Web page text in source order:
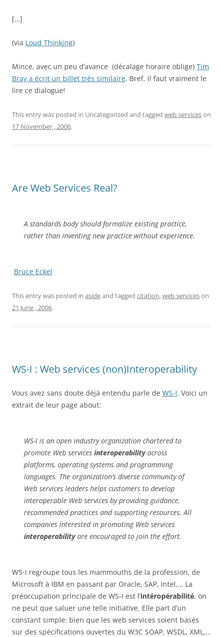
[…]
(via Loud Thinking)
Mince, avec un peu d’avance (décalage horaire oblige) Tim
Bray a écrit un billet très similaire. Bref, il faut vraiment le
lire ce dialogue!
This entry was posted in Uncategorized and tagged web serviceson
17 November , 2006.
Are Web Services Real?
A standards body should formalize existing practice,
rather than inventing new practice without experience.
Bruce Eckel
This entry was posted in asideand tagged citation,web serviceson
21 June , 2006.
WS-I : Web services (non)Interoperability
Vous avez sans doute déjà entendu parle de WS-I. Voici un
extrait de leur page about:
WS-I is an open industry organization chartered to
promote Web services interoperabilityacross
platforms, operating systems and programming
languages. The organization’s diverse community of
Web services leaders helps customers to develop
interoperable Web services by providing guidance,
recommended practices and supporting resources. All
companies interested in promoting Web services
interoperabilityare encouraged to join the effort.
WS-I regroupe tous les mammouths de la profession, de
Microsoft à IBM en passant par Oracle, SAP, Intel,… La
préoccupation principale de WS-I est l’intéropérabilité, on
ne peut que saluer une telle initiative. Elle part d’un
constant simple: bien que les web services soient basés
sur des spécifications ouvertes du W3C SOAP, WSDL, XML,…